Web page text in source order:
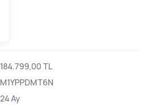
184.799,00 TL
M1YPPDMT6N
24 Ay